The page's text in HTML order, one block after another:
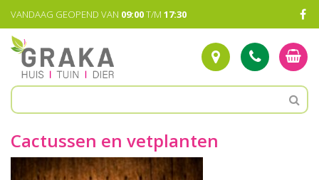
VANDAAG GEOPEND VAN 09:00T/M 17:30
Cactussen en vetplanten